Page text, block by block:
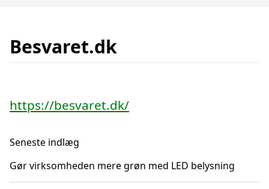
Besvaret.dk
https://besvaret.dk/
Seneste indlæg
Gør virksomheden mere grøn med LED belysning